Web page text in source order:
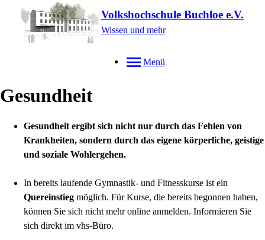
Volkshochschule Buchloe e.V.
Wissen und mehr
Menü
Gesundheit
Gesundheit ergibt sich nicht nur durch das Fehlen von
Krankheiten, sondern durch das eigene körperliche, geistige
und soziale Wohlergehen.
In bereits laufende Gymnastik- und Fitnesskurse ist ein
Quereinstieg möglich. Für Kurse, die bereits begonnen haben,
können Sie sich nicht mehr online anmelden. Informieren Sie
sich direkt im vhs-Büro.